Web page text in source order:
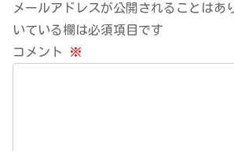
メールアドレスが公開されることはあ
いている欄は必須項目です
コメント
※